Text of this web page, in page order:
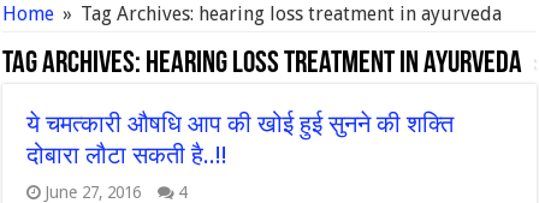
Home » Tag Archives: hearing loss treatment in ayurveda
Tag Archives: hearing loss treatment in ayurveda
ये चमत्कारी औषधि आप की खोई हुई सुनने की शक्ति
दोबारा लौटा सकती है..!!
June 27, 2016 4